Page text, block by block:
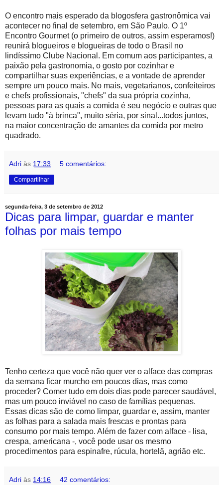
O encontro mais esperado da blogosfera gastronômica vai
acontecer no final de setembro, em São Paulo. O 1º
Encontro Gourmet (o primeiro de outros, assim esperamos!)
reunirá blogueiros e blogueiras de todo o Brasil no
lindíssimo Clube Nacional. Em comum aos participantes, a
paixão pela gastronomia, o gosto por cozinhar e
compartilhar suas experiências, e a vontade de aprender
sempre um pouco mais. No mais, vegetarianos, confeiteiros
e chefs profissionais, "chefs" da sua própria cozinha,
pessoas para as quais a comida é seu negócio e outras que
levam tudo "à brinca", muito séria, por sinal...todos juntos,
na maior concentração de amantes da comida por metro
quadrado.
Adri às 17:33 5 comentários:
Compartilhar
segunda-feira, 3 de setembro de 2012
Dicas para limpar, guardar e manter
folhas por mais tempo
Tenho certeza que você não quer ver o alface das compras
da semana ficar murcho em poucos dias, mas como
proceder? Comer tudo em dois dias pode parecer saudável,
mas um pouco inviável no caso de famílias pequenas.
Essas dicas são de como limpar, guardar e, assim, manter
as folhas para a salada mais frescas e prontas para
consumo por mais tempo. Além de fazer com alface - lisa,
crespa, americana -, você pode usar os mesmo
procedimentos para espinafre, rúcula, hortelã, agrião etc.
Adri às 14:16 42 comentários: